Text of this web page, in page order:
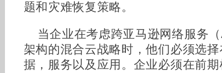
题和灾难恢复策略。
当企业在考虑跨亚马逊网络服务
架构的混合云战略时，他们必须选
据，服务以及应用。企业必须在前